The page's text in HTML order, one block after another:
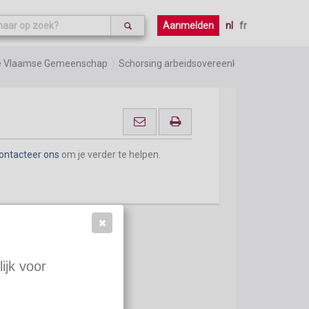
Aanmelden nl fr
Gemeenschap Schorsing arbeidsovereenkomst
ons om je verder te helpen.
ons om je verder te helpen.
voor